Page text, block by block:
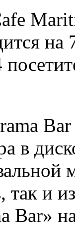
на
в
так и
Bar»